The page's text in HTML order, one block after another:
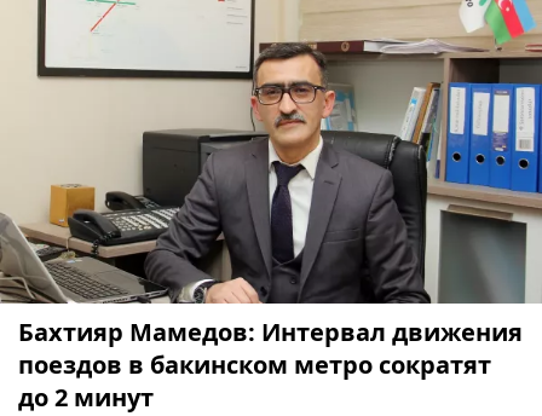
Бахтияр Мамедов: Интервал движения
поездов в бакинском метро сократят
до 2 минут